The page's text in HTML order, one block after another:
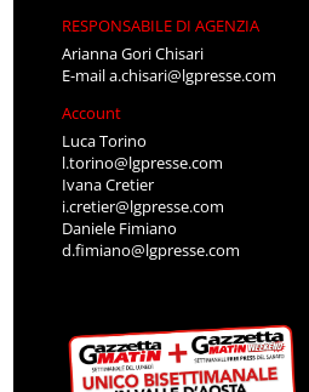
RESPONSABILE DI AGENZIA
Arianna Gori Chisari
E-maila.chisari@lgpresse.com
Account
Luca Torino
l.torino@lgpresse.com
Ivana Cretier
i.cretier@lgpresse.com
Daniele Fimiano
d.fimiano@lgpresse.com